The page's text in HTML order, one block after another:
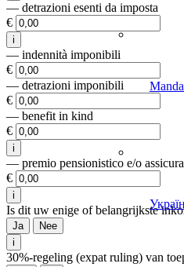
— detrazioni esenti da imposta
€
i
— indennità imponibili
€
— detrazioni imponibili
€
— benefit in kind
€
i
— premio pensionistico e/o
€
i
Is dit uw enige of belangrijkste
Ja
Nee
i
30%-regeling (expat ruling) van